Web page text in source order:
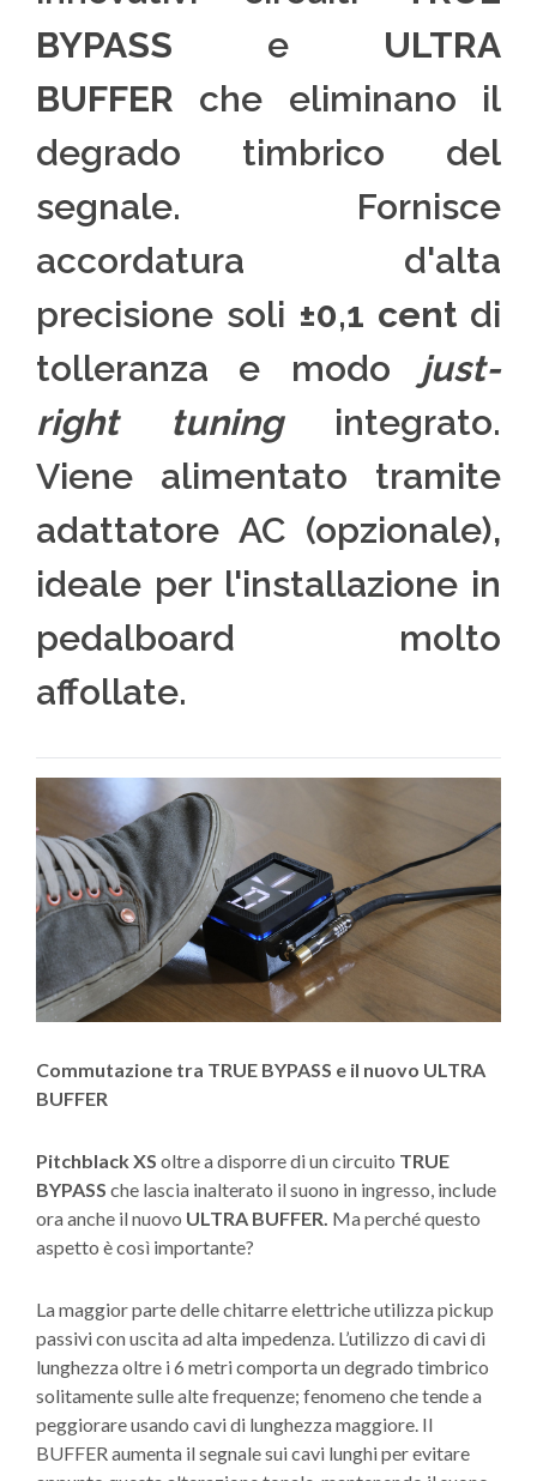
BYPASS e ULTRA
BUFFER che eliminano il
degrado timbrico del
segnale. Fornisce
accordatura d'alta
precisione soli ±0,1 cent di
tolleranza e modo just-
right tuningintegrato.
Viene alimentato tramite
adattatore AC (opzionale),
ideale per l'installazione in
pedalboard molto
affollate.
Commutazione tra TRUE BYPASS e il nuovo ULTRA
BUFFER
Pitchblack XS oltre a disporre di un circuito TRUE
BYPASS che lascia inalterato il suono in ingresso, include
ora anche il nuovo ULTRA BUFFER. Ma perché questo
aspetto è così importante?
La maggior parte delle chitarre elettriche utilizza pickup
passivi con uscita ad alta impedenza. L’utilizzo di cavi di
lunghezza oltre i 6 metri comporta un degrado timbrico
solitamente sulle alte frequenze; fenomeno che tende a
peggiorare usando cavi di lunghezza maggiore. Il
BUFFER aumenta il segnale sui cavi lunghi per evitare